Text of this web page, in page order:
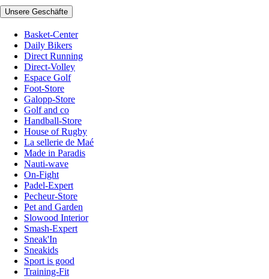
Unsere Geschäfte
Basket-Center
Daily Bikers
Direct Running
Direct-Volley
Espace Golf
Foot-Store
Galopp-Store
Golf and co
Handball-Store
House of Rugby
La sellerie de Maé
Made in Paradis
Nauti-wave
On-Fight
Padel-Expert
Pecheur-Store
Pet and Garden
Slowood Interior
Smash-Expert
Sneak'In
Sneakids
Sport is good
Training-Fit